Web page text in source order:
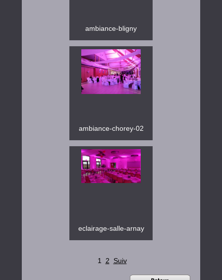
ambiance-bligny
ambiance-chorey-02
eclairage-salle-arnay
1 2 Suiv